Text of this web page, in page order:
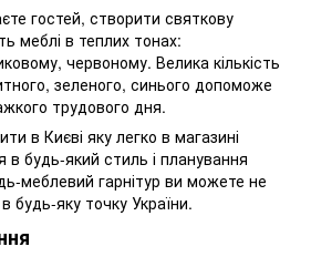
гостей, створити святкову
меблі в теплих тонах:
червоному. Велика кількість
зеленого, синього допоможе
трудового дня.
в Києві яку легко в магазині
будь-який стиль і планування
меблевий гарнітур ви можете не
будь-яку точку України.